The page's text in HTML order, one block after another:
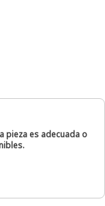
pieza es adecuada o